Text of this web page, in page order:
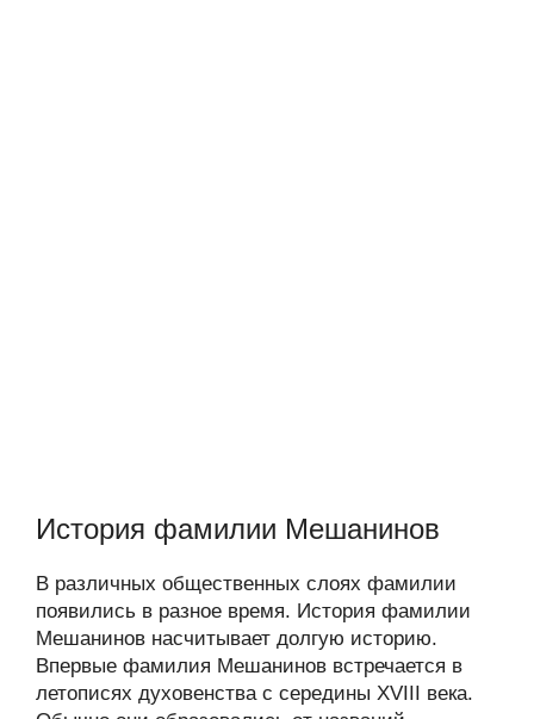
История фамилии Мешанинов
В различных общественных слоях фамилии
появились в разное время. История фамилии
Мешанинов насчитывает долгую историю.
Впервые фамилия Мешанинов встречается в
летописях духовенства с середины XVIII века.